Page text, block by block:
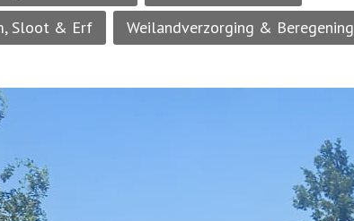
Sloot & Erf
Weilandverzorging & Beregening